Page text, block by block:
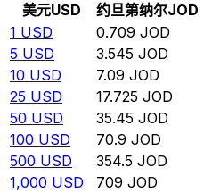
美元USD 约旦第纳尔JOD
1 USD 0.709 JOD
5 USD 3.545 JOD
10 USD 7.09 JOD
25 USD 17.725 JOD
50 USD 35.45 JOD
100 USD 70.9 JOD
500 USD 354.5 JOD
1,000 USD 709 JOD